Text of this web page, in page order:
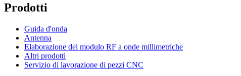
Prodotti
Guida d'onda
Antenna
Elaborazione del modulo RF a onde millimetriche
Altri prodotti
Servizio di lavorazione di pezzi CNC